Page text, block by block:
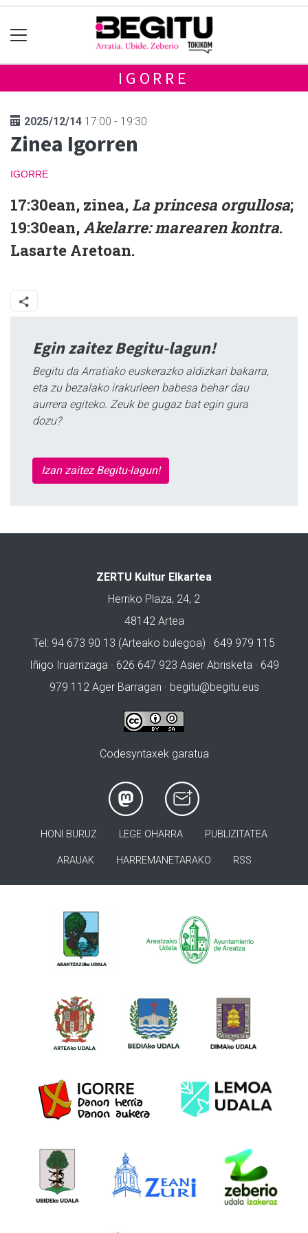
IGORRE
2025/12/14 17:00 - 19:30
Zinea Igorren
IGORRE
17:30ean, zinea,La princesa orgullosa;
19:30ean,Akelarre: marearen kontra.
Lasarte Aretoan.
Egin zaitez Begitu-lagun!
Begitu da Arratiako euskerazko aldizkari bakarra,
eta zu bezalako irakurleen babesa behar dau
aurrera egiteko. Zeuk be gugaz bat egin gura
dozu?
Izan zaitez Begitu-lagun!
ZERTU Kultur Elkartea
Herriko Plaza, 24, 2
48142 Artea
Tel: 94 673 90 13 (Arteako bulegoa) · 649 979 115
Iñigo Iruarrizaga · 626 647 923 Asier Abrisketa · 649
979 112 Ager Barragan · begitu@begitu.eus
Codesyntaxek garatua
HONI BURUZ LEGE OHARRA PUBLIZITATEA
ARAUAK HARREMANETARAKO RSS